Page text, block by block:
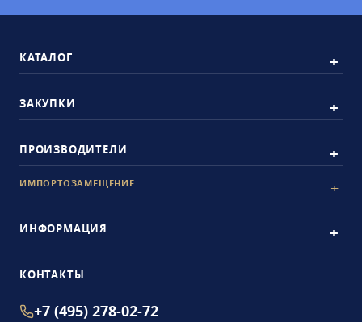
КАТАЛОГ
ЗАКУПКИ
ПРОИЗВОДИТЕЛИ
ИМПОРТОЗАМЕЩЕНИЕ
ИНФОРМАЦИЯ
КОНТАКТЫ
+7 (495) 278-02-72